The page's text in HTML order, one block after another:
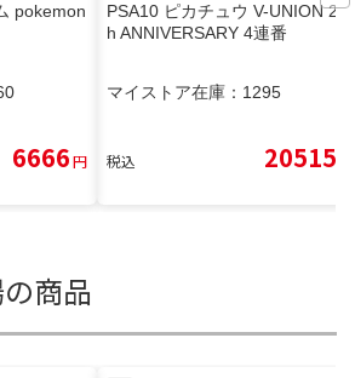
pokemon
6666円
PSA10 ピカチュウ V-UNION 25t
h ANNIVERSARY 4連番
マイストア在庫： 1295
税込 20515
商品